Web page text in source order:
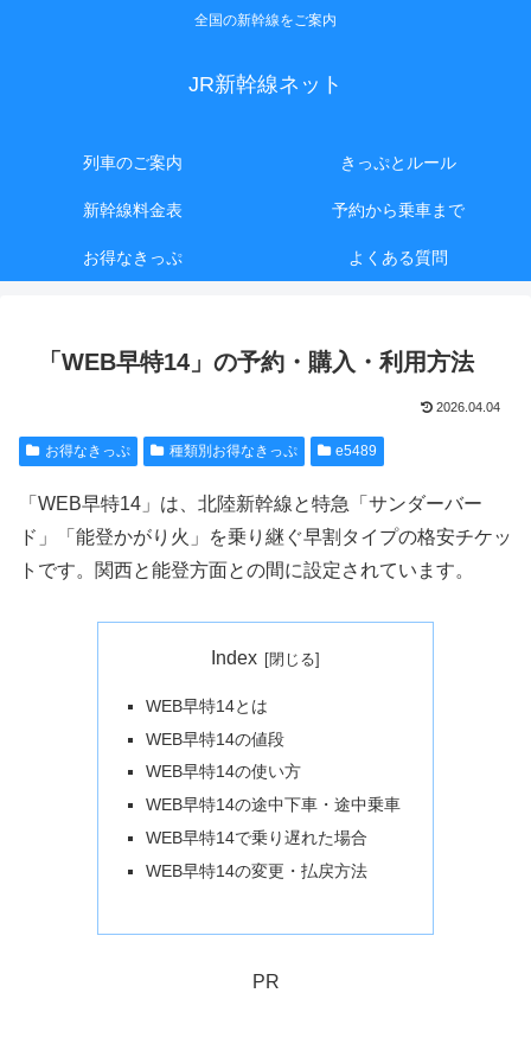
全国の新幹線をご案内
JR新幹線ネット
列車のご案内 きっぷとルール
新幹線料金表 予約から乗車まで
お得なきっぷ よくある質問
「WEB早特14」の予約・購入・利用方法
2026.04.04
お得なきっぷ 種類別お得なきっぷ e5489
「WEB早特14」は、北陸新幹線と特急「サンダーバー
ド」「能登かがり火」を乗り継ぐ早割タイプの格安チケッ
トです。関西と能登方面との間に設定されています。
Index
WEB早特14とは
WEB早特14の値段
WEB早特14の使い方
WEB早特14の途中下車・途中乗車
WEB早特14で乗り遅れた場合
WEB早特14の変更・払戻方法
PR